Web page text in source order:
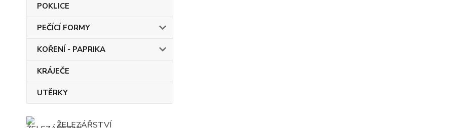
POKLICE
PEČÍCÍ FORMY
KOŘENÍ - PAPRIKA
KRÁJEČE
UTĚRKY
ŽELEZÁŘSTVÍ